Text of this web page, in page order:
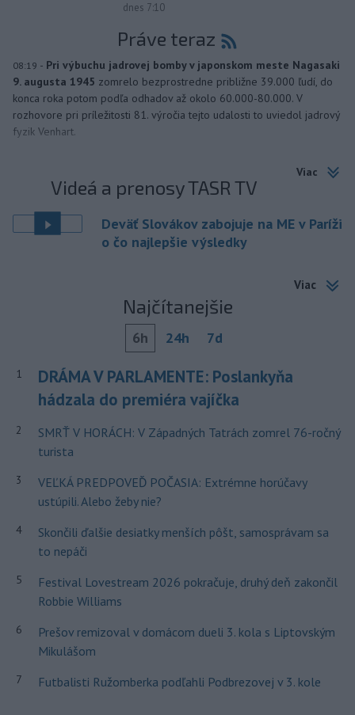
dnes 7:10
Práve teraz
08:19 - Pri výbuchu jadrovej bomby v japonskom meste Nagasaki
9. augusta 1945 zomrelo bezprostredne približne 39.000 ľudí, do
konca roka potom podľa odhadov až okolo 60.000-80.000. V
rozhovore pri príležitosti 81. výročia tejto udalosti to uviedol jadrový
fyzik Venhart.
Viac
Videá a prenosy TASR TV
Deväť Slovákov zabojuje na ME v Paríži
o čo najlepšie výsledky
Viac
Najčítanejšie
6h 24h 7d
1
DRÁMA V PARLAMENTE: Poslankyňa
hádzala do premiéra vajíčka
2
SMRŤ V HORÁCH: V Západných Tatrách zomrel 76-ročný
turista
3
VEĽKÁ PREDPOVEĎ POČASIA: Extrémne horúčavy
ustúpili. Alebo žeby nie?
4
Skončili ďalšie desiatky menších pôšt, samosprávam sa
to nepáči
5
Festival Lovestream 2026 pokračuje, druhý deň zakončil
Robbie Williams
6
Prešov remizoval v domácom dueli 3. kola s Liptovským
Mikulášom
7 Futbalisti Ružomberka podľahli Podbrezovej v 3. kole